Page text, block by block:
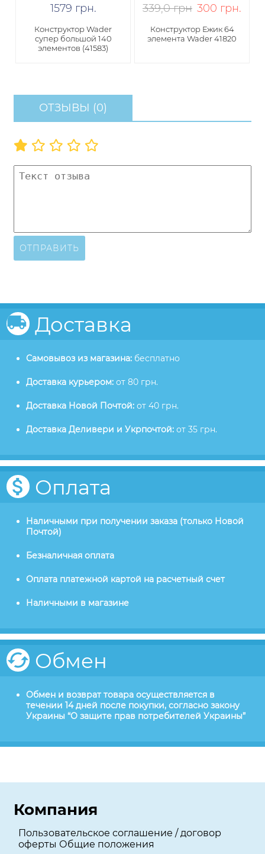
1579 грн.
Конструктор Wader
супер большой 140
элементов (41583)
339,0 грн 300 грн.
Конструктор Ежик 64
элемента Wader 41820
ОТЗЫВЫ (0)
ОТПРАВИТЬ
Доставка
Самовывоз из магазина: бесплатно
Доставка курьером: от 80 грн.
Доставка Новой Почтой: от 40 грн.
Доставка Деливери и Укрпочтой: от 35 грн.
Оплата
Наличными при получении заказа (только Новой
Почтой)
Безналичная оплата
Оплата платежной картой на расчетный счет
Наличными в магазине
Обмен
Обмен и возврат товара осуществляется в
течении 14 дней после покупки, согласно закону
Украины “О защите прав потребителей Украины”
Компания
Пользовательское соглашение / договор
оферты Общие положения